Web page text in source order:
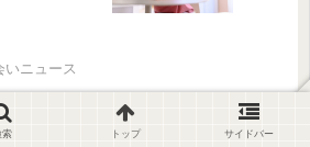
いニュース
索 トップ サイドバー